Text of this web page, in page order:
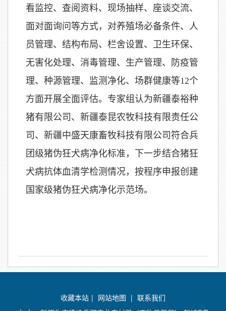
看监控、查阅资料、现场抽样、座谈交流、
面对面询问等方式，对养殖场必备条件、人
员管理、结构布局、栏舍设置、卫生环保、
无害化处理、消毒管理、生产管理、防疫管
理、种源管理、监测净化、场群健康等12个
方面开展全面评估。专家组认为新疆泰裕种
猪有限公司、新疆泰昆农牧科技有限责任公
司、新疆中盛天康畜牧科技有限公司符合兵
团级猪伪狂犬病净化标准，下一步结合猪狂
犬病抗体血清学检测情况，按程序申报创建
国家级猪伪狂犬病净化示范场。
收藏本站 | 网站地图 | 联系我们